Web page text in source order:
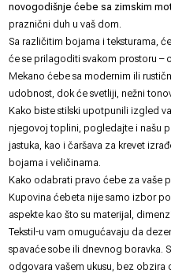
novogodišnje ćebe sa zimskim
praznični duh u vaš dom.
Sa različitim bojama i teksturama,
će se prilagoditi svakom prostoru –
Mekano ćebe sa modernim ili
udobnost, dok će svetliji, nežni
Kako biste stilski upotpunili izgled
njegovoj toplini, pogledajte i našu
jastuka, kao ičaršava za krevet
bojama i veličinama.
Kako odabrati pravo ćebe za vaše
Kupovina ćebeta nije samo izbor
aspekte kao što su materijal,
Tekstil-u vam omugućavaju da
spavaće sobe ili dnevnog boravka.
odgovara vašem ukusu, bez obzira